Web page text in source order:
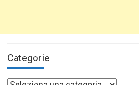
Categorie